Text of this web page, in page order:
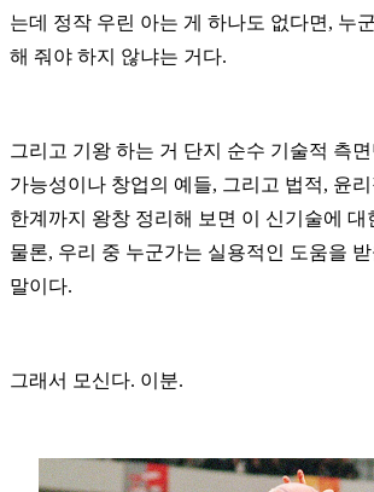
는데 정작 우린 아는 게 하나도 없다면 , 누
해 줘야 하지 않냐는 거다.
그리고 기왕 하는 거 단지 순수 기술적 측
가능성이나 창업의 예들, 그리고 법적, 윤
한계까지 왕창 정리해 보면 이 신기술에 대
물론, 우리 중 누군가는 실용적인 도움을
말이다.
그래서 모신다. 이분.